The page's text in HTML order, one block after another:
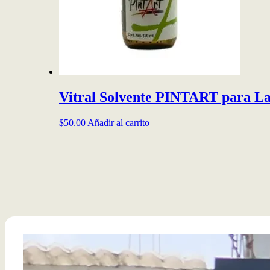
la
página
de
producto
Vitral Solvente PINTART para
$50.00 Añadir al carrito